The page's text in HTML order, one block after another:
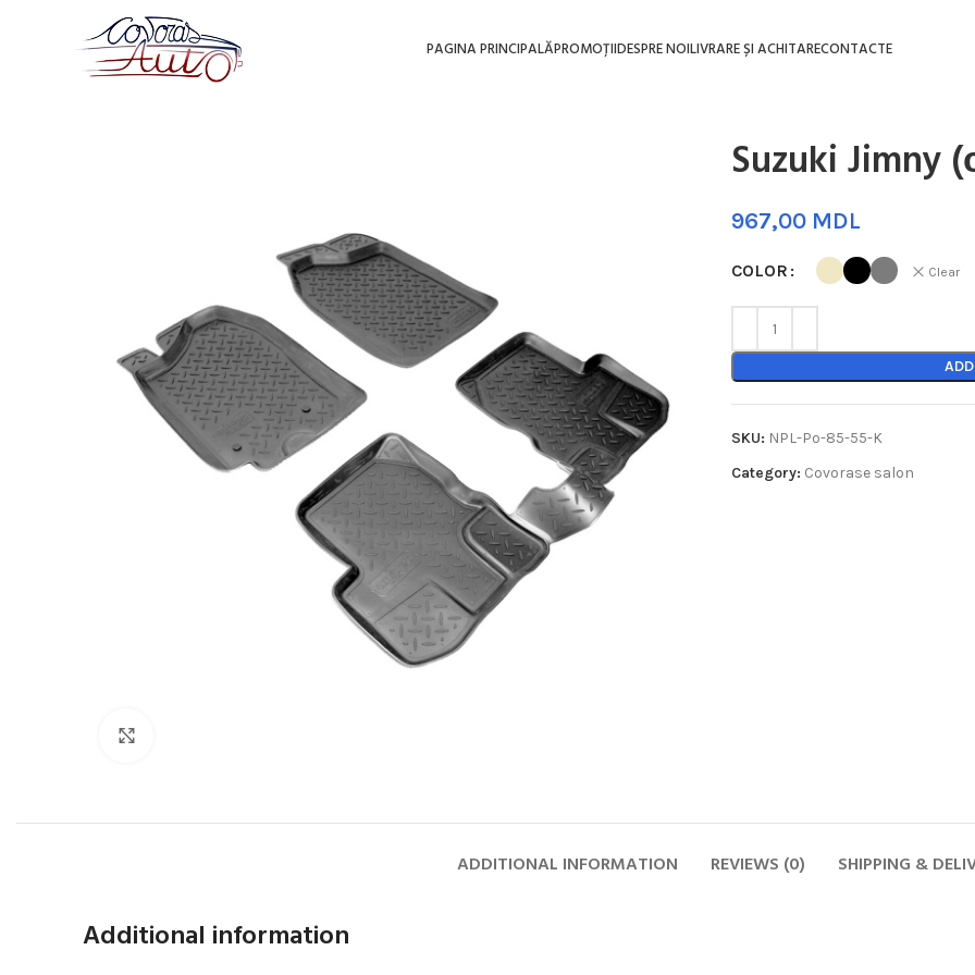
PAGINA PRINCIPALĂPROMOȚIIDESPRE NOILIVRARE ȘI ACHITARECONTACTE
Suzuki Jimny
MDL
COLOR Clear
SKU: NPL-Po-85-55-K
Category: Covorase salon
ADDITIONAL INFORMATION REVIEWS (0) SHIPPING &
Additional information